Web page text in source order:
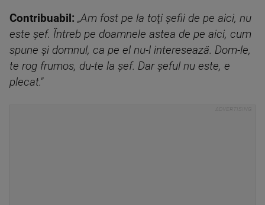
Contribuabil: „Am fost pe la toţi şefii de pe aici, nu
este şef. Întreb pe doamnele astea de pe aici, cum
spune şi domnul, ca pe el nu-l interesează. Dom-le,
te rog frumos, du-te la şef. Dar şeful nu este, e
plecat."